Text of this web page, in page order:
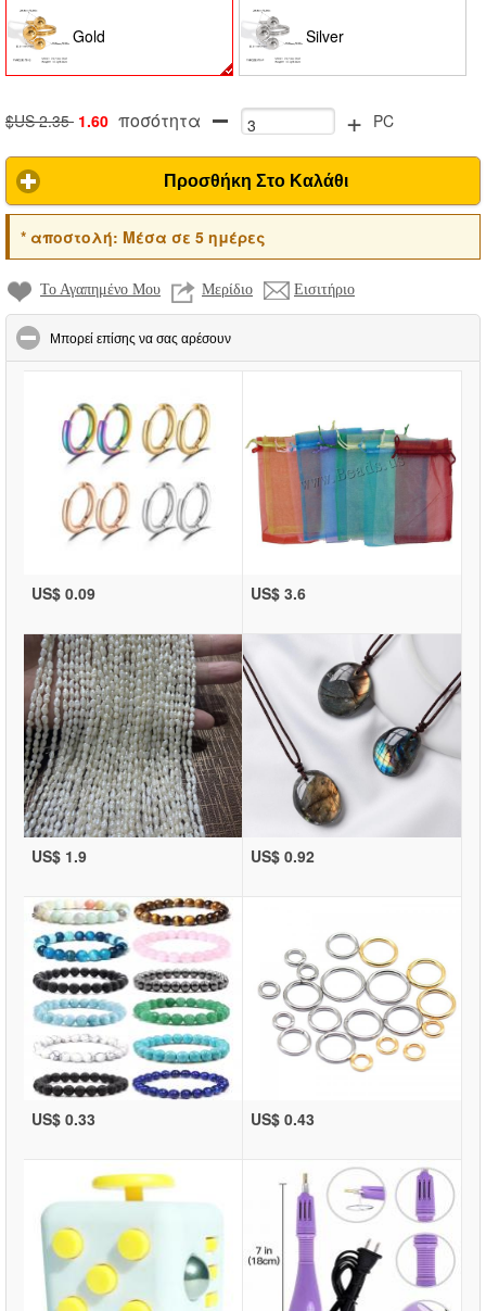
Gold Silver
$US 2.35 1.60 ποσότητα + PC
Προσθήκη Στο Καλάθι
*αποστολή: Μέσα σε 5 ημέρες
Το Αγαπημένο Μου Μερίδιο Εισιτήριο
Μπορεί επίσης να σας αρέσουν
US$ 0.09 US$ 3.6
US$ 1.9 US$ 0.92
US$ 0.33 US$ 0.43